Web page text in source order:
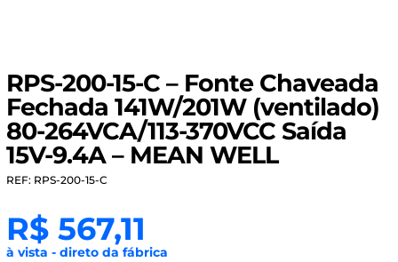
RPS-200-15-C – Fonte Chaveada
Fechada 141W/201W (ventilado)
80-264VCA/113-370VCC Saída
15V-9.4A – MEAN WELL
REF: RPS-200-15-C
R$567,11
à vista - direto da fábrica